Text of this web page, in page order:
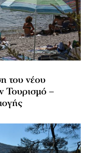
του νέου
Τουρισμό –